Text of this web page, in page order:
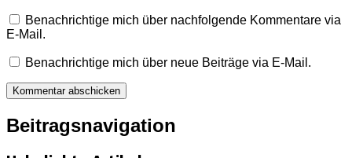
Benachrichtige mich über nachfolgende Kommentare via
E-Mail.
Benachrichtige mich über neue Beiträge via E-Mail.
Beitragsnavigation